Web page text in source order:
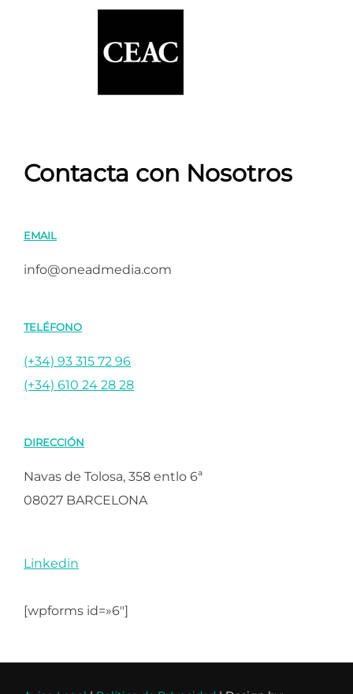
Contacta con Nosotros
EMAIL
info@oneadmedia.com
TELÉFONO
(+34) 93 315 72 96
(+34) 610 24 28 28
DIRECCIÓN
Navas de Tolosa, 358 entlo 6ª
08027 BARCELONA
Linkedin
[wpforms id=»6″]